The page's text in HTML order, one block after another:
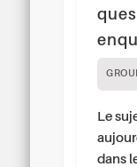
Le
dans